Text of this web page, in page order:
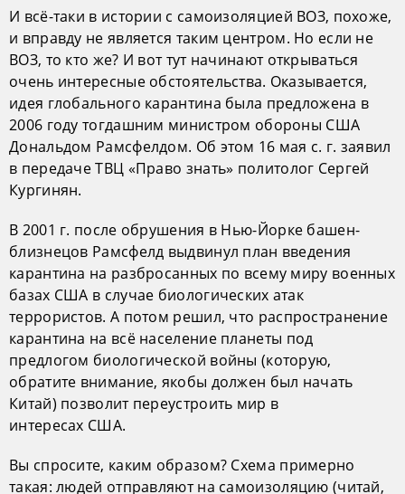
И всё-таки в истории с самоизоляцией ВОЗ, похоже,
и вправду не является таким центром. Но если не
ВОЗ, то кто же? И вот тут начинают открываться
очень интересные обстоятельства. Оказывается,
идея глобального карантина была предложена в
2006 году тогдашним министром обороны США
Дональдом Рамсфелдом. Об этом 16 мая с. г. заявил
в передаче ТВЦ «Право знать» политолог Сергей
Кургинян.
В 2001 г. после обрушения в Нью-Йорке башен-
близнецов Рамсфелд выдвинул план введения
карантина на разбросанных по всему миру военных
базах США в случае биологических атак
террористов. А потом решил, что распространение
карантина на всё население планеты под
предлогом биологической войны (которую,
обратите внимание, якобы должен был начать
Китай) позволит переустроить мир в
интересах США.
Вы спросите, каким образом? Схема примерно
такая: людей отправляют на самоизоляцию (читай,